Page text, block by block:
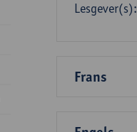
Lesgever(s):
Frans